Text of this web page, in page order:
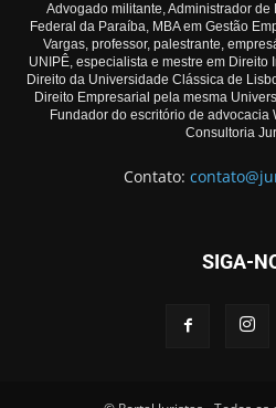
Advogado militante, Administrador
Federal da Paraíba, MBA em Gestão
Vargas, professor, palestrante,
UNIPÊ, especialista e mestre em
Direito da Universidade Clássica de
Direito Empresarial pela mesma
Fundador do escritório de advocacia
Consultoria
Contato:
SIGA-